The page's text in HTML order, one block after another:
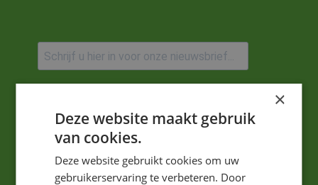
Versturen
×
Deze website maakt gebruik
van cookies.
Deze website gebruikt cookies om uw
gebruikerservaring te verbeteren. Door